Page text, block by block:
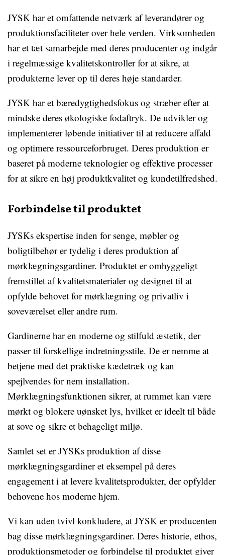
JYSK har et omfattende netværk af leverandører og
produktionsfaciliteter over hele verden. Virksomheden
har et tæt samarbejde med deres producenter og indgår
i regelmæssige kvalitetskontroller for at sikre, at
produkterne lever op til deres høje standarder.
JYSK har et bæredygtighedsfokus og stræber efter at
mindske deres økologiske fodaftryk. De udvikler og
implementerer løbende initiativer til at reducere affald
og optimere ressourceforbruget. Deres produktion er
baseret på moderne teknologier og effektive processer
for at sikre en høj produktkvalitet og kundetilfredshed.
Forbindelse til produktet
JYSKs ekspertise inden for senge, møbler og
boligtilbehør er tydelig i deres produktion af
mørklægningsgardiner. Produktet er omhyggeligt
fremstillet af kvalitetsmaterialer og designet til at
opfylde behovet for mørklægning og privatliv i
soveværelset eller andre rum.
Gardinerne har en moderne og stilfuld æstetik, der
passer til forskellige indretningsstile. De er nemme at
betjene med det praktiske kædetræk og kan
spejlvendes for nem installation.
Mørklægningsfunktionen sikrer, at rummet kan være
mørkt og blokere uønsket lys, hvilket er ideelt til både
at sove og sikre et behageligt miljø.
Samlet set er JYSKs produktion af disse
mørklægningsgardiner et eksempel på deres
engagement i at levere kvalitetsprodukter, der opfylder
behovene hos moderne hjem.
Vi kan uden tvivl konkludere, at JYSK er producenten
bag disse mørklægningsgardiner. Deres historie, ethos,
produktionsmetoder og forbindelse til produktet giver